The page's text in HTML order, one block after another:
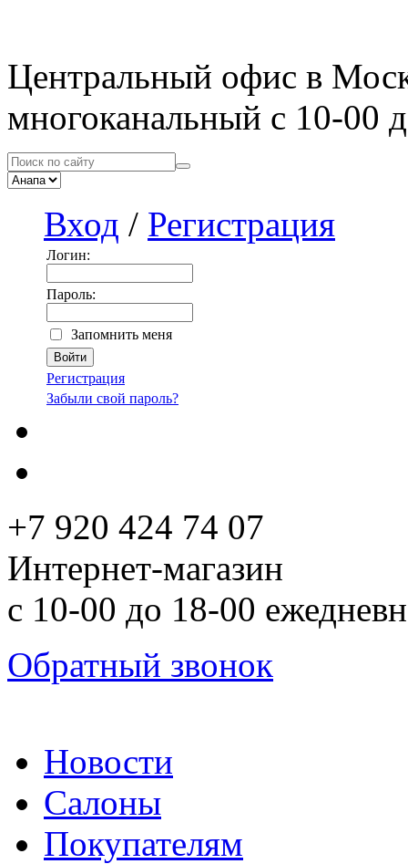
Центральный офис в
многоканальный с 10-00
Вход / Регистрация
Логин:
Пароль:
Запомнить меня
Регистрация
Забыли свой пароль?
+7 920 424 74 07
Интернет-магазин
с 10-00 до 18-00
Обратный звонок
Новости
Салоны
Покупателям